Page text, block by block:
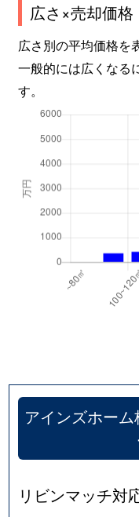
広さ×売却価格
広さ別の平均価格を
一般的には広くなる
す。
アインズホー
リビンマッチ対